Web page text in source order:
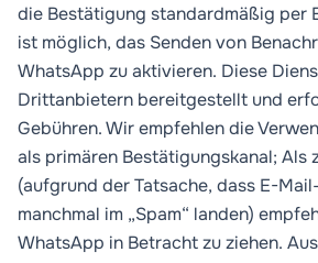
die Bestätigung standardmäßig per
ist möglich, das Senden von
WhatsApp zu aktivieren. Diese
Drittanbietern bereitgestellt und
Gebühren. Wir empfehlen die
als primären Bestätigungskanal; Als
(aufgrund der Tatsache, dass E-
manchmal im „Spam“ landen)
WhatsApp in Betracht zu ziehen.